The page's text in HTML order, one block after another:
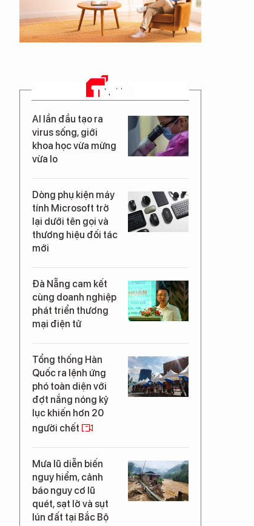
TIN MỚI
AI lần đầu tạo ra
virus sống, giới
khoa học vừa mừng
vừa lo
Dòng phụ kiện máy
tính Microsoft trở
lại dưới tên gọi và
thương hiệu đối tác
mới
Đà Nẵng cam kết
cùng doanh nghiệp
phát triển thương
mại điện tử
Tổng thống Hàn
Quốc ra lệnh ứng
phó toàn diện với
đợt nắng nóng kỷ
lục khiến hơn 20
người chết
Mưa lũ diễn biến
nguy hiểm, cảnh
báo nguy cơ lũ
quét, sạt lở và sụt
lún đất tại Bắc Bộ